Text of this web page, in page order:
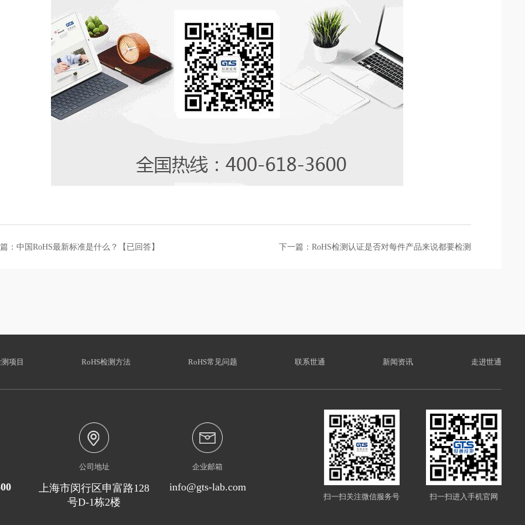
：中国RoHS最新标准是什么？【已回答】 下一篇：RoHS检测认证是否对每件产品来说都要检测
项目 RoHS检测方法 RoHS常见问题 联系世通 新闻资讯 走进世通
公司地址
上海市闵行区申富路128
号D-1栋2楼
企业邮箱
info@gts-lab.com
扫一扫关注微信服务号 扫一扫进入手机官网